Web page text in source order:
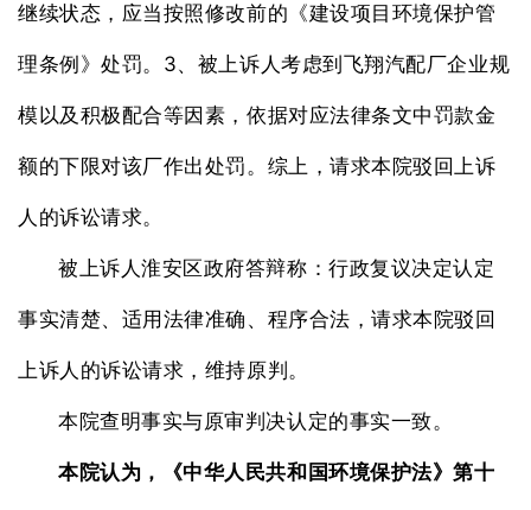
继续状态，应当按照修改前的《建设项目环境保护管
理条例》处罚。 3、被上诉人考虑到飞翔汽配厂企业规
模以及积极配合等因素，依据对应法律条文中罚款金
额的下限对该厂作出处罚。综上，请求本院驳回上诉
人的诉讼请求。
被上诉人淮安区政府答辩称：行政复议决定认定
事实清楚、适用法律准确、程序合法，请求本院驳回
上诉人的诉讼请求，维持原判。
本院查明事实与原审判决认定的事实一致。
本院认为，《中华人民共和国环境保护法》第十